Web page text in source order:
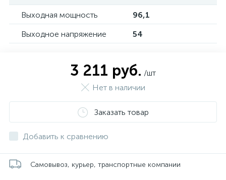
Выходная мощность
96,1
Выходное напряжение
54
3 211 руб. /шт
Нет в наличии
Заказать товар
Добавить к сравнению
Самовывоз, курьер, транспортные компании